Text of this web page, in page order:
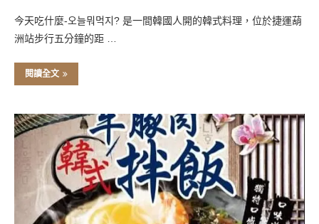
今天吃什麼-오늘뭐먹지? 是一間韓國人開的韓式料理，位於捷運葫
洲站步行五分鐘的距 …
閱讀全文